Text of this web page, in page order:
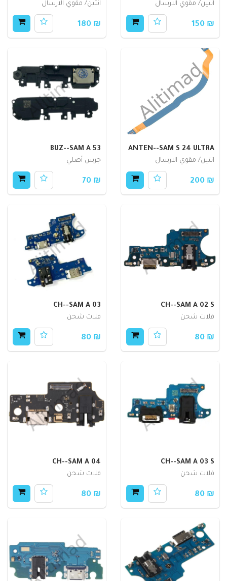
انتين/ مقوي الارسال
₪ 150
انتين/ مقوي الارسال
₪ 180
ANTEN--SAM S 24 ULTRA
انتين/ مقوي الارسال
₪ 200
BUZ--SAM A 53
جرس أصلي
₪ 70
CH--SAM A 02 S
فلات شحن
₪ 80
CH--SAM A 03
فلات شحن
₪ 80
CH--SAM A 03 S
فلات شحن
₪ 80
CH--SAM A 04
فلات شحن
₪ 80